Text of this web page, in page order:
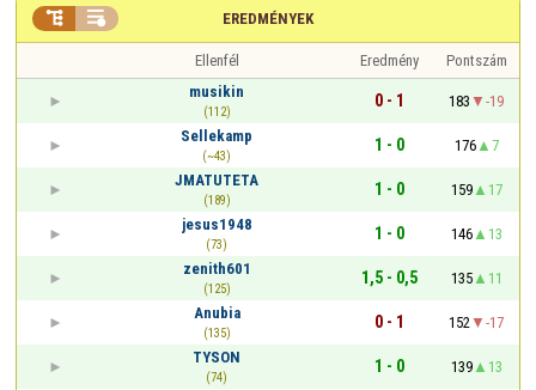
EREDMÉNYEK
 
Ellenfél Eredmény
Pontszám
musikin
(112)
0 - 1 183
-19
Sellekamp
(~43)
1 - 0 176
7
JMATUTETA
(189)
1 - 0 159
17
jesus1948
(73)
1 - 0 146
13
zenith601
(125)
1,5 - 0,5 135
11
Anubia
(135)
0 - 1 152
-17
TYSON
(74)
1 - 0 139
13